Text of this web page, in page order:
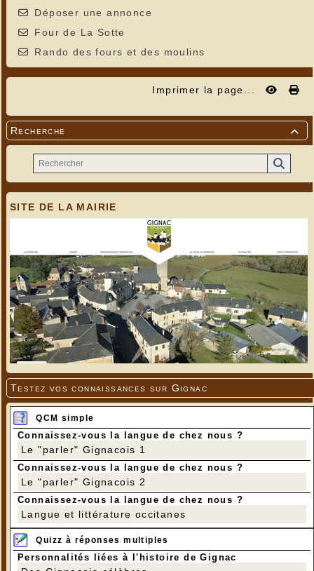
Déposer une annonce
Four de La Sotte
Rando des fours et des moulins
Imprimer la page...

Recherche
SITE DE LA MAIRIE
Testez vos connaissances sur Gignac
QCM simple
Connaissez-vous la langue de chez nous ?
Le "parler" Gignacois 1
Connaissez-vous la langue de chez nous ?
Le "parler" Gignacois 2
Connaissez-vous la langue de chez nous ?
Langue et littérature occitanes
Quizz à réponses multiples
Personnalités liées à l'histoire de Gignac